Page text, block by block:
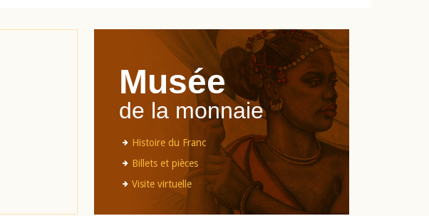
Musée
de la monnaie
Histoire du Franc
Billets et pièces
Visite virtuelle